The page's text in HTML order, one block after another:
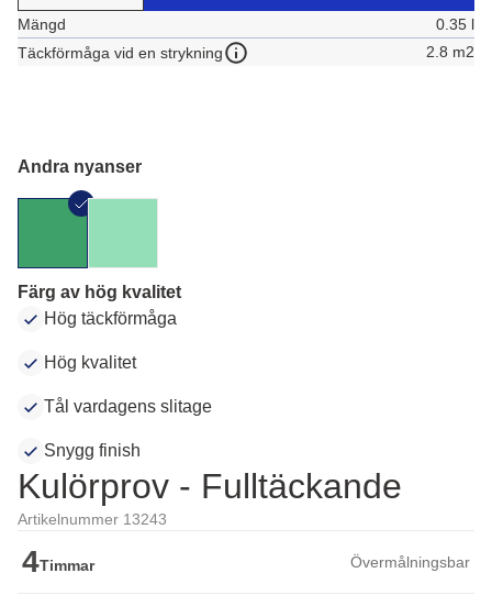
Mängd
0.35 l
Täckförmåga vid en strykning
2.8 m2
Andra nyanser
Färg av hög kvalitet
Hög täckförmåga
Hög kvalitet
Tål vardagens slitage
Snygg finish
Kulörprov - Fulltäckande
Artikelnummer 13243
4Timmar Övermålningsbar